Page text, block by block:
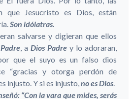
que Jesucristo es Dios, están
Son idólatras.
salvarse y digieran que ellos
Padre, a Dios Padre y lo adoraran,
que el suyo es un falso dios
“gracias y otorga perdón de
injusto. Y si es injusto, no es Dios.
“Con la vara que mides, serás